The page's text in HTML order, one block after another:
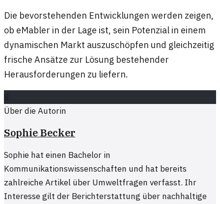
Die bevorstehenden Entwicklungen werden zeigen,
ob eMabler in der Lage ist, sein Potenzial in einem
dynamischen Markt auszuschöpfen und gleichzeitig
frische Ansätze zur Lösung bestehender
Herausforderungen zu liefern.
S
Über die Autorin
Sophie Becker
Sophie hat einen Bachelor in
Kommunikationswissenschaften und hat bereits
zahlreiche Artikel über Umweltfragen verfasst. Ihr
Interesse gilt der Berichterstattung über nachhaltige